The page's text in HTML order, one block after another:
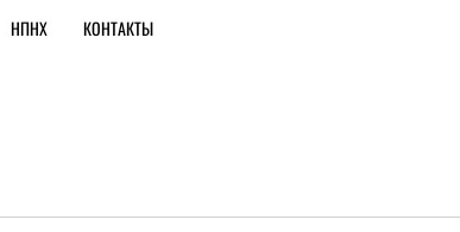
НПНХ КОНТАКТЫ